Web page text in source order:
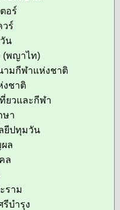
อร์
วร์
น
(พญาไท)
ามกีฬาแห่งชาติ
งชาติ
ยวและกีฬา
ษา
ยีปทุมวัน
ล
ล
ราม
รีบำรุง